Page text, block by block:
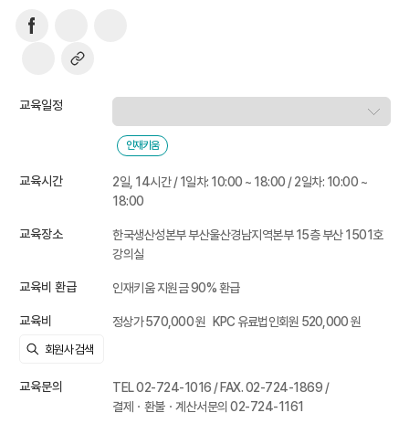
교육일정
인재키움
교육시간
2일, 14시간 / 1일차: 10:00 ~ 18:00 / 2일차: 10:00 ~
18:00
교육장소
한국생산성본부 부산울산경남지역본부 15층 부산 1501호
강의실
교육비 환급 인재키움 지원금 90% 환급
교육비 정상가 570,000 원 KPC 유료법인회원 520,000 원
교육문의
TEL 02-724-1016 / FAX. 02-724-1869 /
결제ㆍ환불ㆍ계산서문의 02-724-1161